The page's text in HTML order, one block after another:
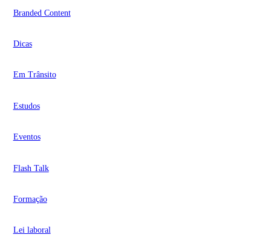
Branded Content
Dicas
Em Trânsito
Estudos
Eventos
Flash Talk
Formação
Lei laboral